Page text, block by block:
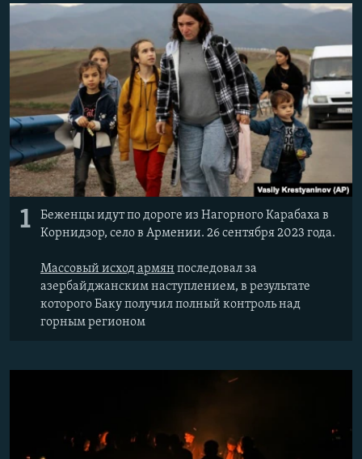
ПОДПИШИТЕСЬ НА РАССЫЛКУ
СОЦИАЛЬНЫЕ СЕТИ
Все сайты РСЕ/РС
1
Беженцы идут по дороге из Нагорного Карабаха в
Корнидзор, село в Армении. 26 сентября 2023 года.
Массовый исход армян последовал за
азербайджанским наступлением, в результате
которого Баку получил полный контроль над
горным регионом